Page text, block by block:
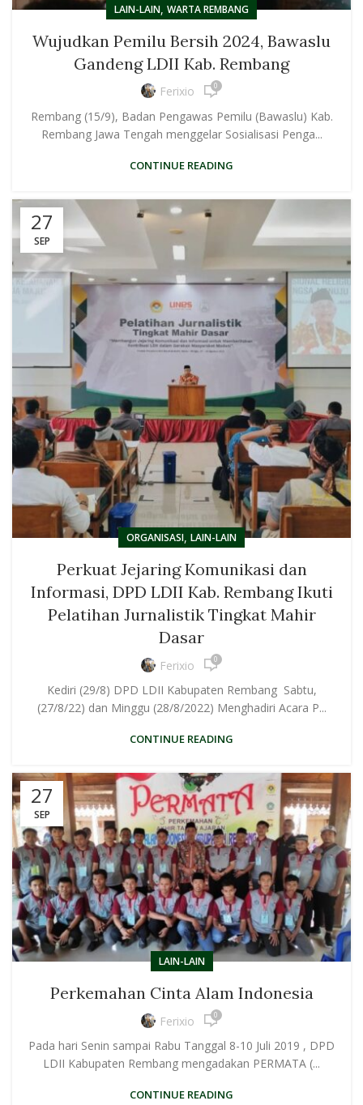
LAIN-LAIN, WARTA REMBANG
Wujudkan Pemilu Bersih 2024, Bawaslu
Gandeng LDII Kab. Rembang
Ferixio 0
Rembang (15/9), Badan Pengawas Pemilu (Bawaslu) Kab.
Rembang Jawa Tengah menggelar Sosialisasi Penga...
CONTINUE READING
27
SEP
ORGANISASI, LAIN-LAIN
Perkuat Jejaring Komunikasi dan
Informasi, DPD LDII Kab. Rembang Ikuti
Pelatihan Jurnalistik Tingkat Mahir
Dasar
Ferixio 0
Kediri (29/8) DPD LDII Kabupaten Rembang Sabtu,
(27/8/22) dan Minggu (28/8/2022) Menghadiri Acara P...
CONTINUE READING
27
SEP
LAIN-LAIN
Perkemahan Cinta Alam Indonesia
Ferixio 0
Pada hari Senin sampai Rabu Tanggal 8-10 Juli 2019 , DPD
LDII Kabupaten Rembang mengadakan PERMATA (...
CONTINUE READING